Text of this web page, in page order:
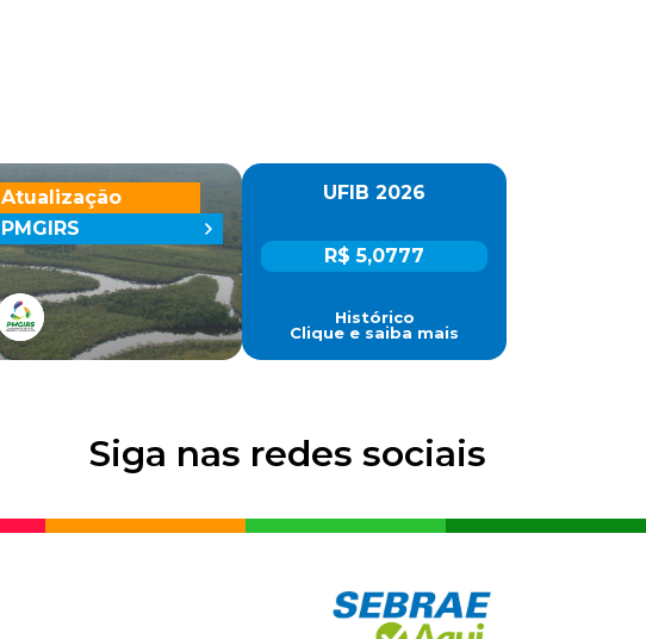
UFIB 2026
R$ 5,0777
Histórico
Clique e saiba mais
Atualização
PMGIRS
Siga nas redes sociais